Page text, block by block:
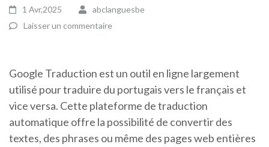
1 Avr,2025
abclanguesbe
Laisser un commentaire
Google Traduction est un outil en ligne largement
utilisé pour traduire du portugais vers le français et
vice versa. Cette plateforme de traduction
automatique offre la possibilité de convertir des
textes, des phrases ou même des pages web entières